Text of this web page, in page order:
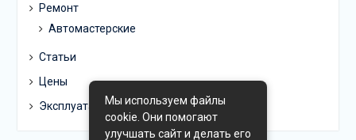
Ремонт
Автомастерские
Статьи
Цены
ЭксплуатацияМы используем файлы
cookie. Они помогают
улучшать сайт и делать его